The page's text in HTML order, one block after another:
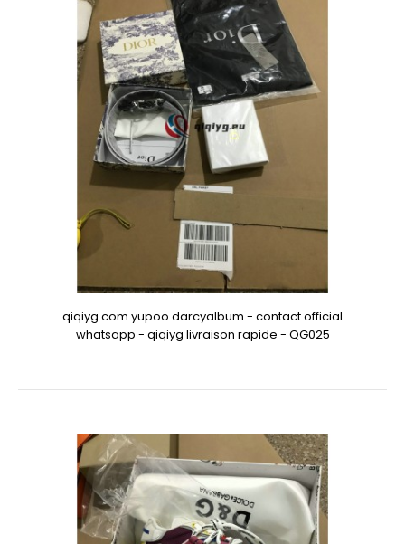
qiqiyg.com yupoo darcyalbum - contact official
whatsapp - qiqiyg livraison rapide - QG025